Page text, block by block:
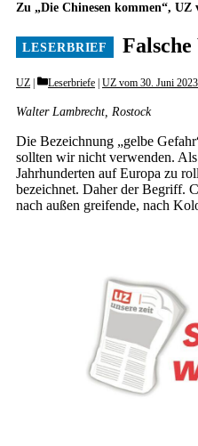
Zu „Die Chinesen kommen“, UZ
UZ Categories
Leserbriefe UZ vom 30. Juni 2023
Walter Lambrecht, Rostock
Die Bezeichnung „gelbe
sollten wir nicht verwenden.
Jahrhunderten auf Europa zu
bezeichnet. Daher der Begriff.
nach außen greifende, nach